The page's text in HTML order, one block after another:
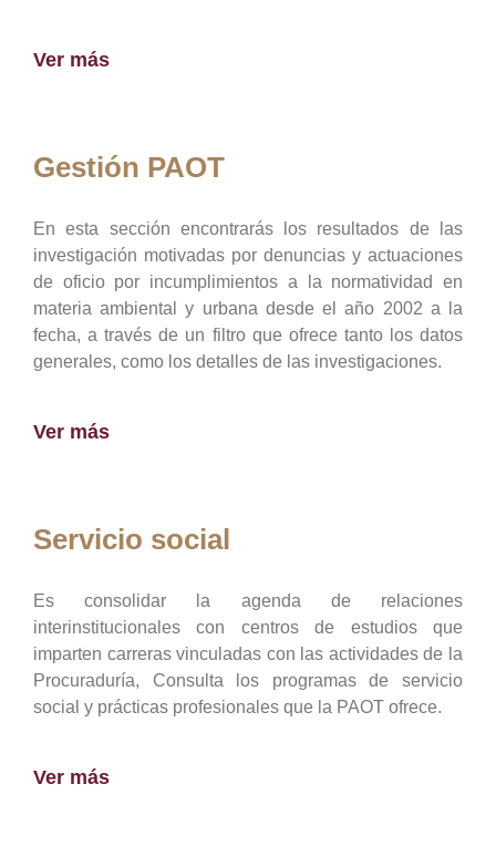
Ver más
Gestión PAOT
En esta sección encontrarás los resultados de las
investigación motivadas por denuncias y actuaciones
de oficio por incumplimientos a la normatividad en
materia ambiental y urbana desde el año 2002 a la
fecha, a través de un filtro que ofrece tanto los datos
generales, como los detalles de las investigaciones.
Ver más
Servicio social
Es consolidar la agenda de relaciones
interinstitucionales con centros de estudios que
imparten carreras vinculadas con las actividades de la
Procuraduría, Consulta los programas de servicio
social y prácticas profesionales que la PAOT ofrece.
Ver más